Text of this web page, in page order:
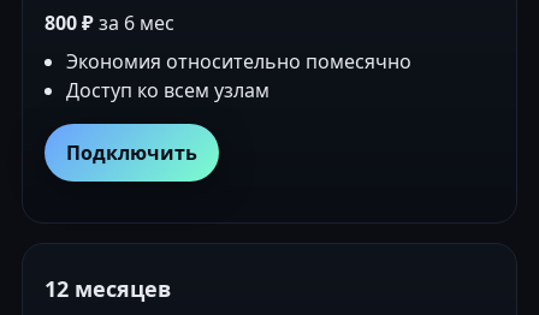
800 ₽за 6 мес
Экономия относительно помесячно
Доступ ко всем узлам
Подключить
12 месяцев